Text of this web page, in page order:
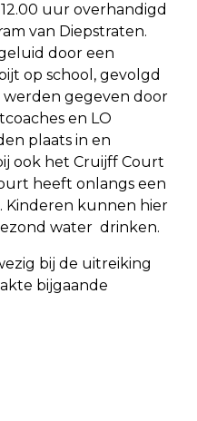
uur overhandigd
van Diepstraten.
door een
op school, gevolgd
werden gegeven door
en LO
plaats in en
ook het Cruijff Court
heeft onlangs een
kunnen hier
water drinken.
bij de uitreiking
bijgaande